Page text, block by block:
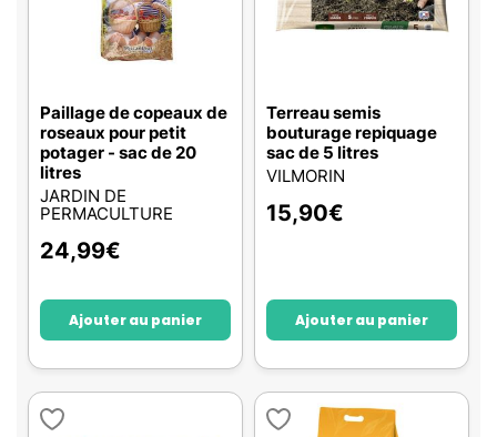
Paillage de copeaux de
roseaux pour petit
potager - sac de 20
litres
JARDIN DE
PERMACULTURE
24,99€
Ajouter au panier
Terreau semis
bouturage repiquage
sac de 5 litres
VILMORIN
15,90€
Ajouter au panier